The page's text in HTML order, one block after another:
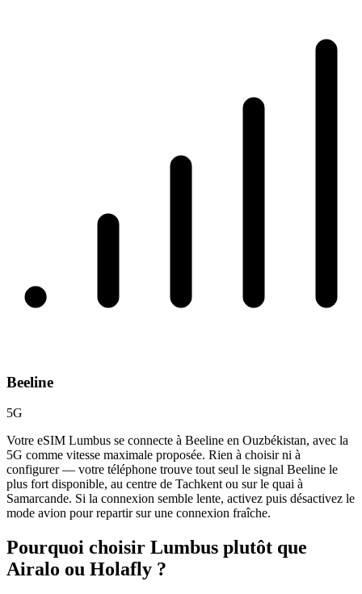
Beeline
5G
Votre eSIM Lumbus se connecte à Beeline en Ouzbékistan, avec la
5G comme vitesse maximale proposée. Rien à choisir ni à
configurer — votre téléphone trouve tout seul le signal Beeline le
plus fort disponible, au centre de Tachkent ou sur le quai à
Samarcande. Si la connexion semble lente, activez puis désactivez le
mode avion pour repartir sur une connexion fraîche.
Pourquoi choisir Lumbus plutôt que
Airalo ou Holafly ?